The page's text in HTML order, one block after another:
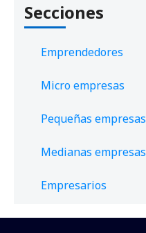
Secciones
Emprendedores
Micro empresas
Pequeñas empresas
Medianas empresas
Empresarios